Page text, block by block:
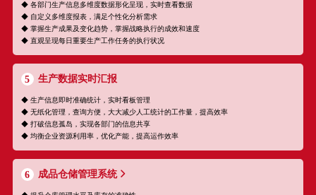
◆ 各部门生产信息多维度数据形化呈现，实时查看数据
◆ 自定义多维度报表，满足个性化分析需求
◆ 掌握生产成果及变化趋势，掌握战略执行的成效和速度
◆ 直观呈现每日重要生产工作任务的执行状况
5 生产数据实时汇报
◆ 生产信息即时准确统计，实时看板管理
◆ 无纸化管理，查询方便，大大减少人工统计的工作量，提高效率
◆ 打破信息孤岛，实现各部门的信息共享
◆ 均衡企业资源利用率，优化产能，提高运作效率
6 成品仓储管理系统